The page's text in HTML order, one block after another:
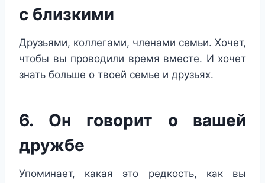
с близкими
Друзьями, коллегами, членами семьи. Хочет,
чтобы вы проводили время вместе. И хочет
знать больше о твоей семье и друзьях.
6. Он говорит о вашей
дружбе
Упоминает, какая это редкость, как вы